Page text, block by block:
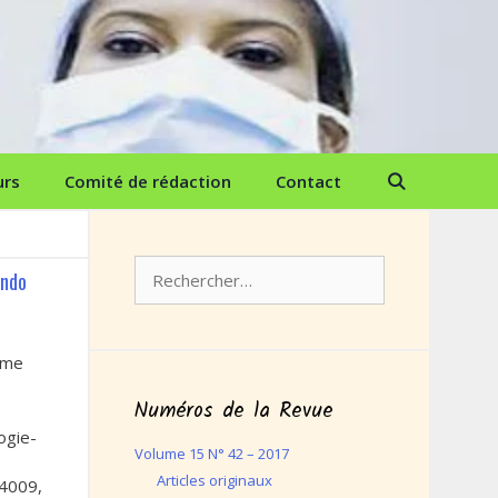
Comité de rédaction Contact
Numéros de la Revue
Volume 15 N° 42 – 2017
Articles originaux